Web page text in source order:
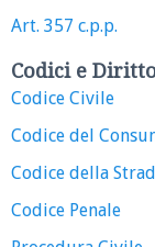
Art. 357 c.p.p.
Codici e
Codice Civile
Codice del
Codice della
Codice Penale